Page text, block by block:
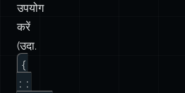
उपयोग
करें
(उदा.
{
::